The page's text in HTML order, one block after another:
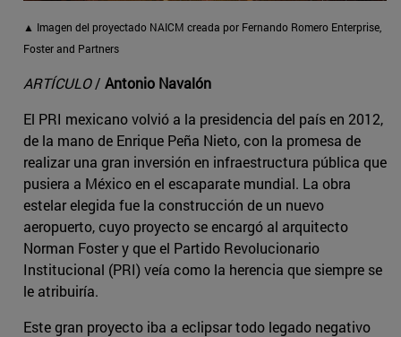
▲ Imagen del proyectado NAICM creada por Fernando Romero Enterprise,
Foster and Partners
ARTÍCULO/ Antonio Navalón
El PRI mexicano volvió a la presidencia del país en 2012,
de la mano de Enrique Peña Nieto, con la promesa de
realizar una gran inversión en infraestructura pública que
pusiera a México en el escaparate mundial. La obra
estelar elegida fue la construcción de un nuevo
aeropuerto, cuyo proyecto se encargó al arquitecto
Norman Foster y que el Partido Revolucionario
Institucional (PRI) veía como la herencia que siempre se
le atribuiría.
Este gran proyecto iba a eclipsar todo legado negativo